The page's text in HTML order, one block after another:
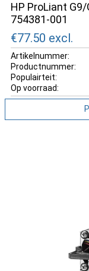
HP ProLiant
754381-001
€77.50 excl.
Artikelnummer:
Productnummer:
Populairteit:
Op voorraad: